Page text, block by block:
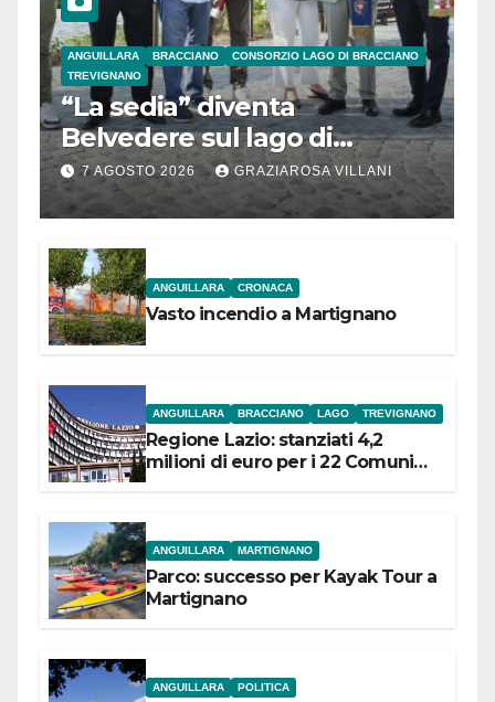
ANGUILLARA BRACCIANO
CONSORZIO LAGO DI BRACCIANO
TREVIGNANO
“La sedia” diventa
Belvedere sul lago di
Bracciano: ieri
l’inaugurazione
7 AGOSTO 2026 GRAZIAROSA VILLANI
ANGUILLARA CRONACA
Vasto incendio a Martignano
ANGUILLARA BRACCIANO LAGO TREVIGNANO
Regione Lazio: stanziati 4,2
milioni di euro per i 22 Comuni
ANGUILLARA MARTIGNANO
Parco: successo per Kayak Tour a
Martignano
ANGUILLARA POLITICA